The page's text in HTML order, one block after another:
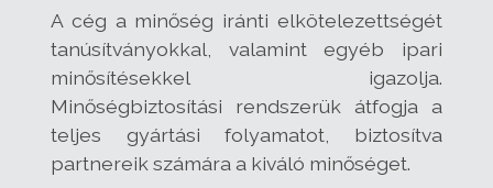
A cég a minőség iránti elkötelezettségét
tanúsítványokkal, valamint egyéb ipari
minősítésekkel igazolja.
Minőségbiztosítási rendszerük átfogja a
teljes gyártási folyamatot, biztosítva
partnereik számára a kiváló minőséget.